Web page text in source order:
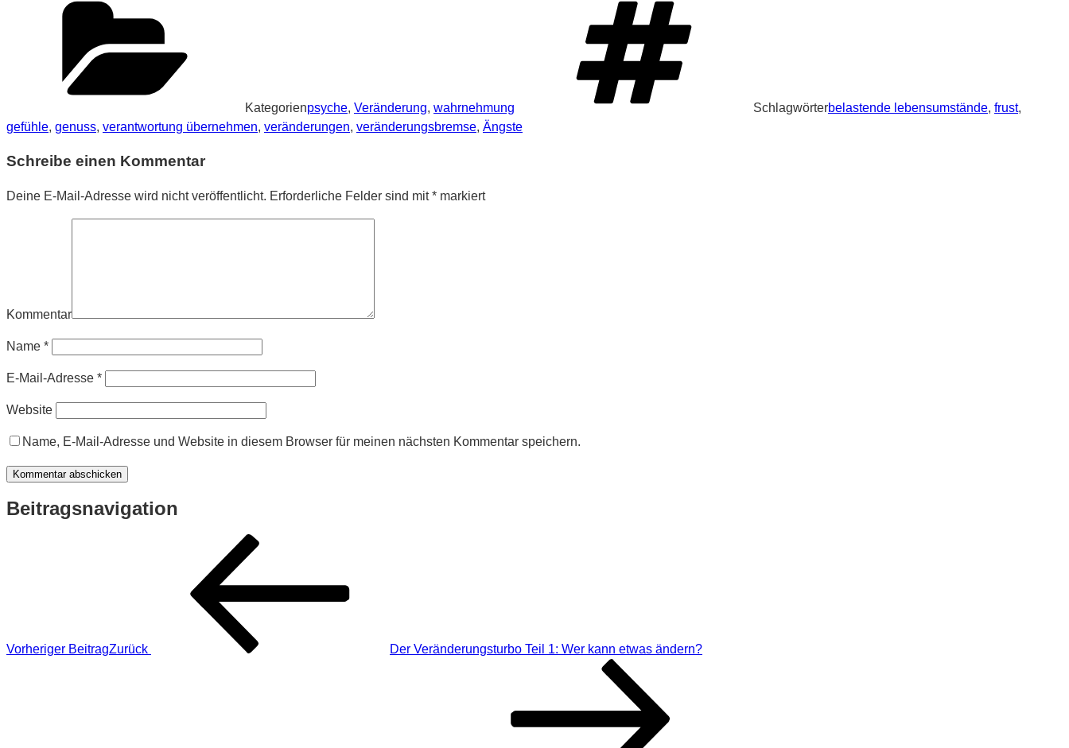
Kategorienpsyche, Veränderung, wahrnehmung Schlagwörterbelastende lebensumstände, frust,
gefühle, genuss, verantwortung übernehmen, veränderungen, veränderungsbremse, Ängste
Schreibe einen Kommentar
Deine E-Mail-Adresse wird nicht veröffentlicht. Erforderliche Felder sind mit* markiert
Kommentar
Name *
E-Mail-Adresse *
Website
Name, E-Mail-Adresse und Website in diesem Browser für meinen nächsten Kommentar speichern.
Beitragsnavigation
Vorheriger BeitragZurück Der Veränderungsturbo Teil 1: Wer kann etwas ändern?